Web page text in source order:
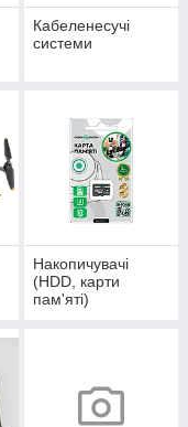
Кабеленесучі
системи
Накопичувачі
(HDD, карти
пам'яті)